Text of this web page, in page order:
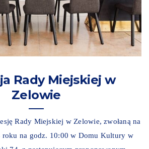
Rady Miejskiej w
Zelowie
Rady Miejskiej w Zelowie, zwołaną na
roku na godz. 10:00 w Domu Kultury w